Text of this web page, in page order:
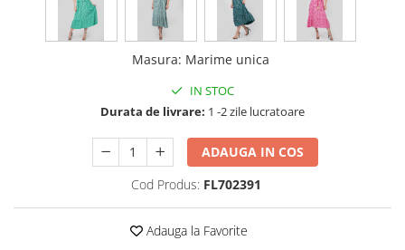
Masura: Marime unica
IN STOC
Durata de livrare: 1 -2 zile lucratoare
ADAUGA IN COS
Cod Produs: FL702391
Adauga la Favorite